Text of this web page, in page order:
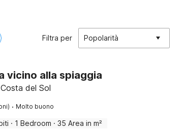
Filtra per Popolarità
vicino alla spiaggia
del Sol
· Molto buono
· 1 Bedroom · 35 Area in m²